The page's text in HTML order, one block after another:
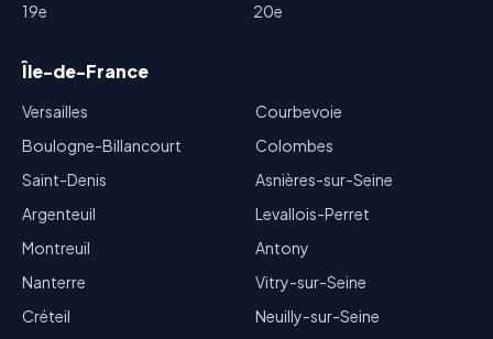
19e
20e
Île-de-France
Versailles
Boulogne-Billancourt
Saint-Denis
Argenteuil
Montreuil
Nanterre
Créteil
Courbevoie
Colombes
Asnières-sur-Seine
Levallois-Perret
Antony
Vitry-sur-Seine
Neuilly-sur-Seine